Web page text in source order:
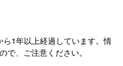
ら1年以上経過しています。情
で、ご注意ください。